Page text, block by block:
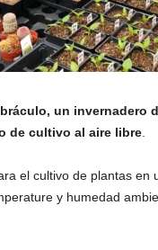
un invernadero
de cultivo al aire libre.
el cultivo de plantas en
y humedad